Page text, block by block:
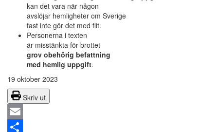
kan det vara när någon
avslöjar hemligheter om Sverige
fast inte gör det med flit.
Personerna i texten
är misstänkta för brottet
grov obehörig befattning
med hemlig uppgift.
19 oktober 2023
Skriv ut
Email